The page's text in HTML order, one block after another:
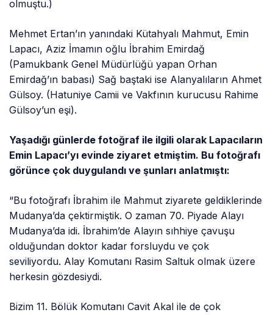
olmuştu.)
Mehmet Ertan’ın yanındaki Kütahyalı Mahmut, Emin
Lapacı, Aziz İmamın oğlu İbrahim Emirdağ
(Pamukbank Genel Müdürlüğü yapan Orhan
Emirdağ’ın babası) Sağ baştaki ise Alanyalıların Ahmet
Gülsoy. (Hatuniye Camii ve Vakfının kurucusu Rahime
Gülsoy’un eşi).
Yaşadığı günlerde fotoğraf ile ilgili olarak Lapacıların
Emin Lapacı’yı evinde ziyaret etmiştim. Bu fotoğrafı
görünce çok duygulandı ve şunları anlatmıştı:
“Bu fotoğrafı İbrahim ile Mahmut ziyarete geldiklerinde
Mudanya’da çektirmiştik. O zaman 70. Piyade Alayı
Mudanya’da idi. İbrahim’de Alayın sıhhiye çavuşu
olduğundan doktor kadar forsluydu ve çok
seviliyordu. Alay Komutanı Rasim Saltuk olmak üzere
herkesin gözdesiydi.
Bizim 11. Bölük Komutanı Cavit Akal ile de çok